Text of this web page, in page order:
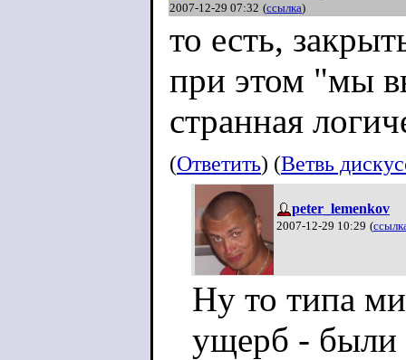
2007-12-29 07:32 (ссылка)
то есть,
при этом "мы
странная
(Ответить) (Ветвь
peter_lemenkov
2007-12-29 10:29 (
Ну то типа
ущерб - были